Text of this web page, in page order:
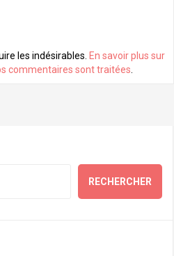
les indésirables. En savoir plus sur
commentaires sont traitées
RECHERCHER